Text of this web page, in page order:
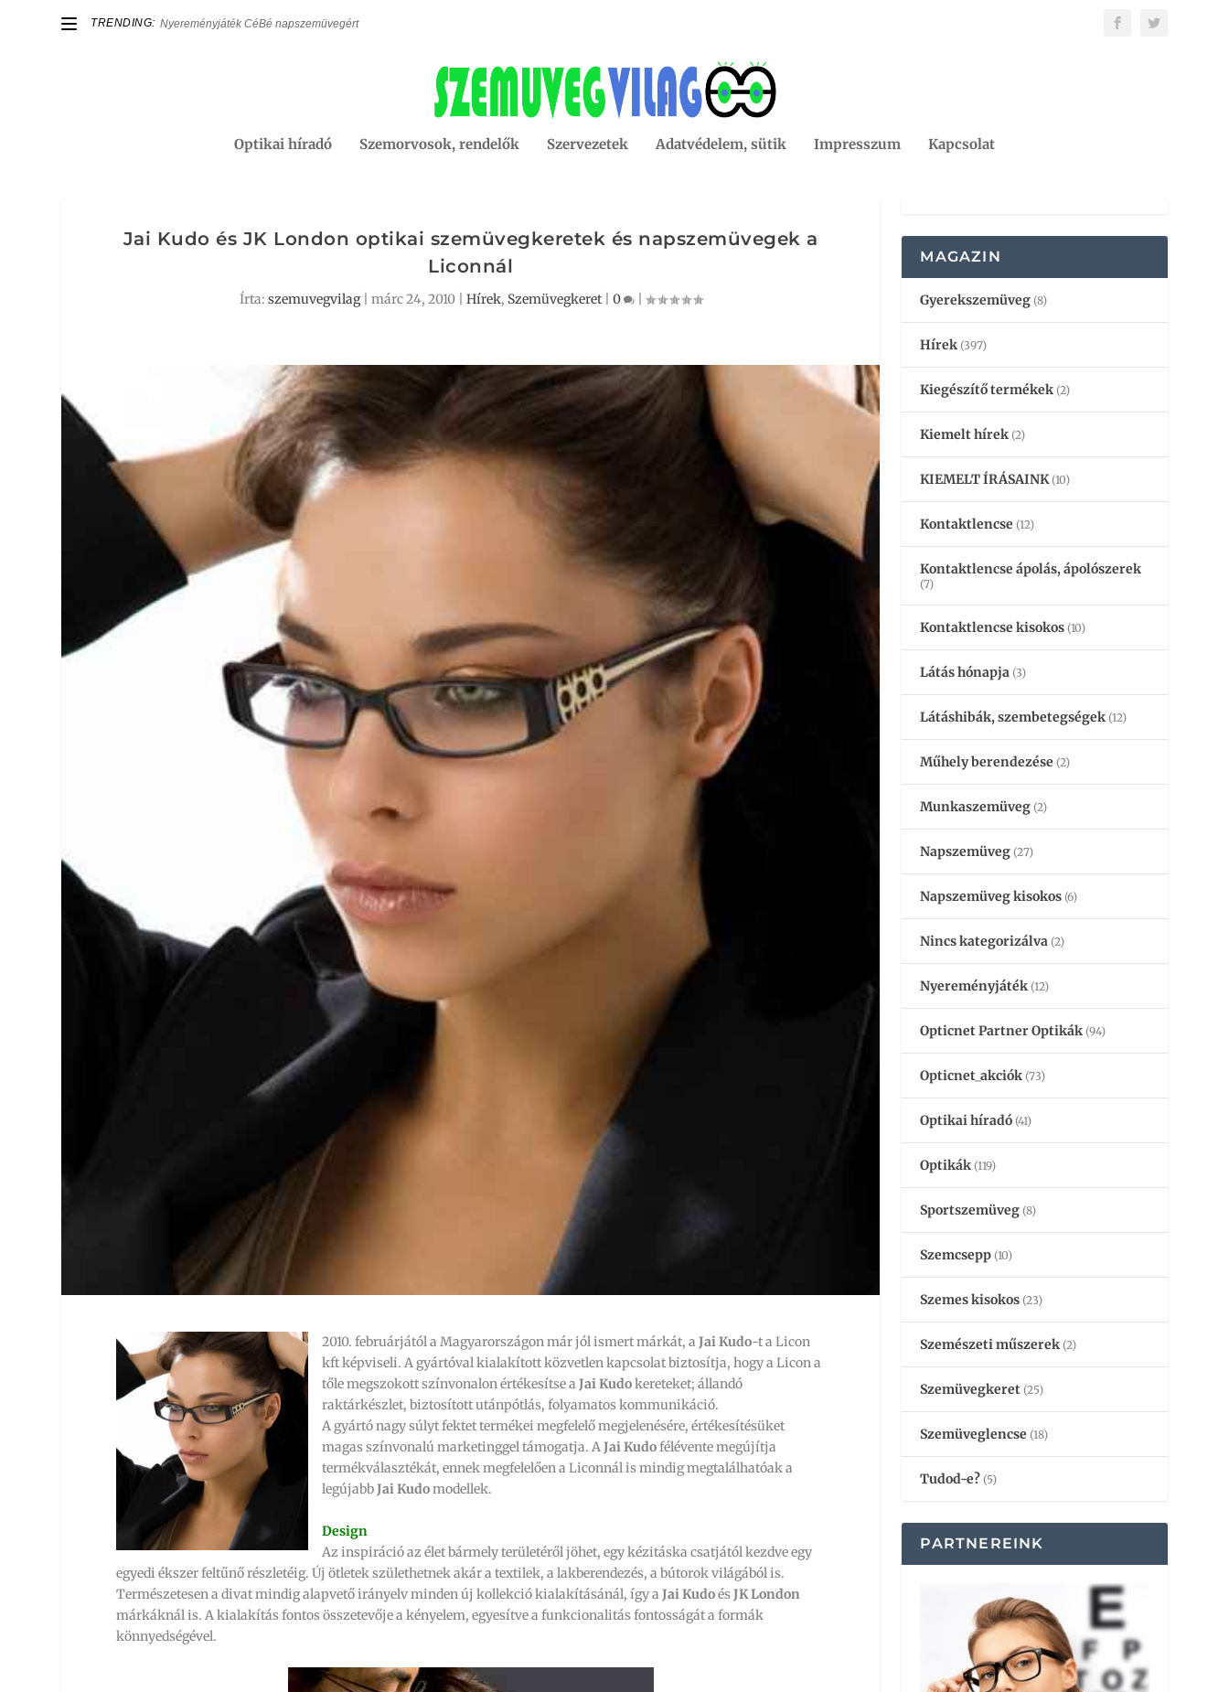
TRENDING: Nyereményjáték CéBé napszemüvegért
Optikai híradó Szemorvosok, rendelők Szervezetek Adatvédelem, sütik Impresszum Kapcsolat
Jai Kudo és JK London optikai szemüvegkeretek és napszemüvegek a
Liconnál
Írta: szemuvegvilag| márc 24, 2010| Hírek, Szemüvegkeret| 0 |
2010. februárjától a Magyarországon már jól ismert márkát, aJai Kudo-t a Licon
kft képviseli. A gyártóval kialakított közvetlen kapcsolat biztosítja, hogy a Licon a
tőle megszokott színvonalon értékesítse aJai Kudokereteket; állandó
raktárkészlet, biztosított utánpótlás, folyamatos kommunikáció.
A gyártó nagy súlyt fektet termékei megfelelő megjelenésére, értékesítésüket
magas színvonalú marketinggel támogatja. AJai Kudofélévente megújítja
termékválasztékát, ennek megfelelően a Liconnál is mindig megtalálhatóak a
legújabbJai Kudomodellek.
Design
Az inspiráció az élet bármely területéről jöhet, egy kézitáska csatjától kezdve egy
egyedi ékszer feltűnő részletéig. Új ötletek születhetnek akár a textilek, a lakberendezés, a bútorok világából is.
Természetesen a divat mindig alapvető irányelv minden új kollekció kialakításánál, így aJai KudoésJK London
márkáknál is. A kialakítás fontos összetevője a kényelem, egyesítve a funkcionalitás fontosságát a formák
könnyedségével.
MAGAZIN
Gyerekszemüveg (8)
Hírek (397)
Kiegészítő termékek (2)
Kiemelt hírek (2)
KIEMELT ÍRÁSAINK(10)
Kontaktlencse (12)
Kontaktlencse ápolás, ápolószerek
(7)
Kontaktlencse kisokos (10)
Látás hónapja (3)
Látáshibák, szembetegségek (12)
Műhely berendezése (2)
Munkaszemüveg (2)
Napszemüveg (27)
Napszemüveg kisokos (6)
Nincs kategorizálva (2)
Nyereményjáték (12)
Opticnet Partner Optikák (94)
Opticnet_akciók (73)
Optikai híradó (41)
Optikák (119)
Sportszemüveg (8)
Szemcsepp (10)
Szemes kisokos (23)
Szemészeti műszerek (2)
Szemüvegkeret (25)
Szemüveglencse (18)
Tudod-e? (5)
PARTNEREINK